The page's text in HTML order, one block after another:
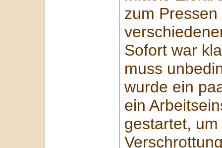
zum
Sofort war
muss
wurde ein
ein
gestartet,